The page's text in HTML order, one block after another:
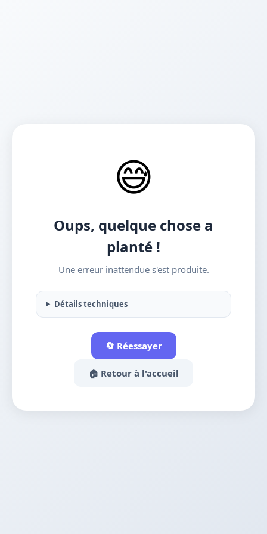
😅
Oups, quelque chose a
planté !
Une erreur inattendue s'est produite.
Détails techniques
🔄 Réessayer
🏠 Retour à l'accueil